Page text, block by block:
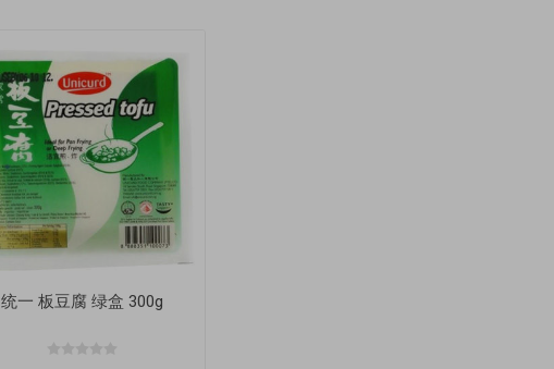
统一 板豆腐 绿盒 300g